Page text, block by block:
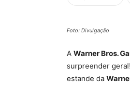
Foto: Divulgação
A Warner Bros.
surpreender
estande da